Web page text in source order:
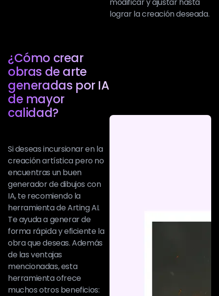
lograr la creación deseada.
¿Cómo crear
obras de arte
generadas por IA
de mayor
calidad?
Si deseas incursionar en la
creación artística pero no
encuentras un buen
generador de dibujos con
IA, te recomiendo la
herramienta de Arting AI.
Te ayuda a generar de
forma rápida y eficiente la
obra que deseas. Además
de las ventajas
mencionadas, esta
herramienta ofrece
muchos otros beneficios: